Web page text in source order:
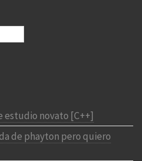
estudio novato [C++]
de phayton pero quiero